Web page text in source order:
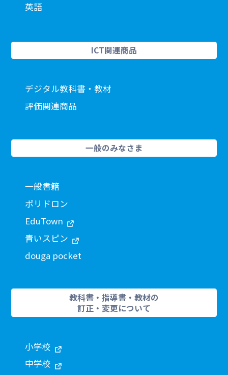
英語
ICT関連商品
デジタル教科書・教材
評価関連商品
一般のみなさま
一般書籍
ポリドロン
EduTown
青いスピン
douga pocket
教科書・指導書・教材の
訂正・変更について
小学校
中学校